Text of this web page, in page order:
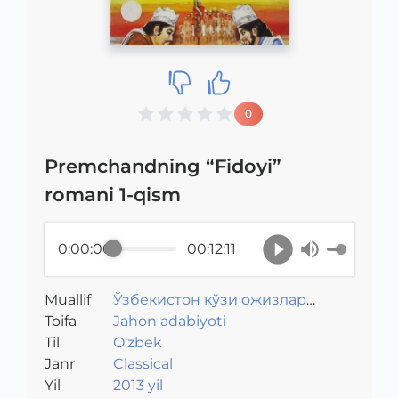
0
Premchandning “Fidoyi”
romani 1-qism
0:00:00 00:12:11
Muallif
Ўзбекистон кўзи ожизлар
жамияти
Toifa
Jahon adabiyoti
Til
O‘zbek
Janr
Classical
Yil
2013 yil